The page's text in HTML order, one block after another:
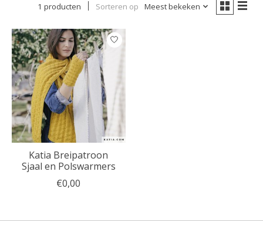
1 producten Sorteren op Meest bekeken
Katia Breipatroon
Sjaal en Polswarmers
€0,00